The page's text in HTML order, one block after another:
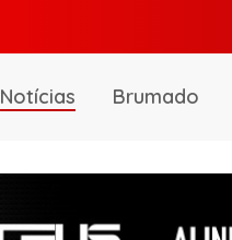
Notícias Brumado